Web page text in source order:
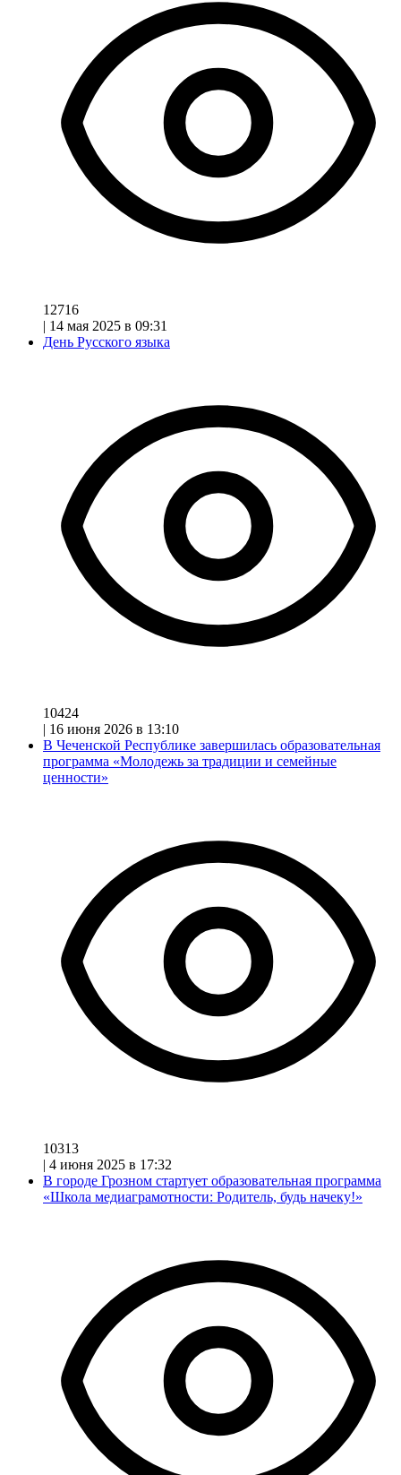
12716
| 14 мая 2025 в 09:31
День Русского языка
10424
| 16 июня 2026 в 13:10
В Чеченской Республике завершилась образовательная
программа «Молодежь за традиции и семейные
ценности»
10313
| 4 июня 2025 в 17:32
В городе Грозном стартует образовательная программа
«Школа медиаграмотности: Родитель, будь начеку!»